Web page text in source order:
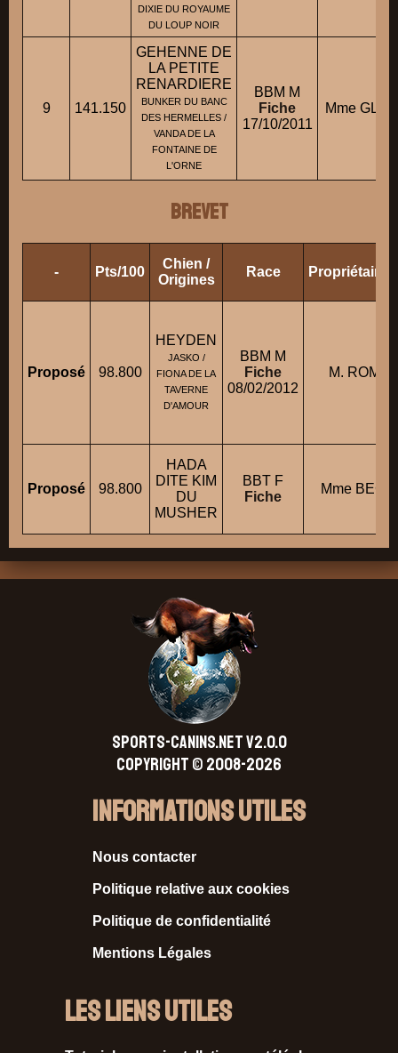
DIXIE DU ROYAUME
DU LOUP NOIR
9 141.150
GEHENNE DE
LA PETITE
RENARDIERE
BUNKER DU BANC
DES HERMELLES /
VANDA DE LA
FONTAINE DE
L'ORNE
BBM M
Fiche
17/10/2011
Mme
BREVET
- Pts/100
Chien /
Origines
Race Propriétaire/
Proposé 98.800
HEYDEN
JASKO /
FIONA DE LA
TAVERNE
D'AMOUR
BBM M
Fiche
08/02/2012
M.
Proposé 98.800
HADA
DITE KIM
DU
MUSHER
BBT F
Fiche
Mme
SPORTS-CANINS.NET V2.0.0
Copyright © 2008-2026
Informations Utiles
Nous contacter
Politique relative aux cookies
Politique de confidentialité
Mentions Légales
Les liens utiles